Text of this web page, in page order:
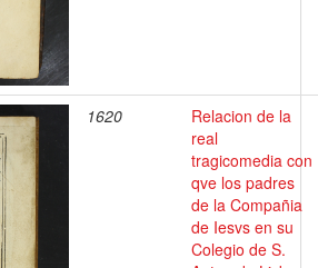
1620
Relacion de la
real
tragicomedia con
qve los padres
de la Compañia
de Iesvs en su
Colegio de S.